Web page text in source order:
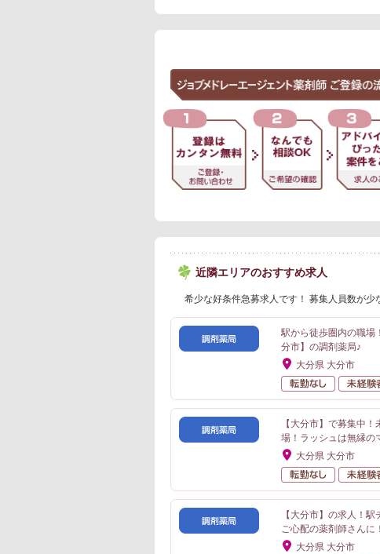
近隣エリアのおすすめ求人
希少な好条件急募求人です！ 募集人員数が少
駅から徒歩圏内の職場
分市】の調剤薬局♪
大分県 大分市
転勤なし
【大分市】で募集中
場！ラッシュは無縁の
大分県 大分市
転勤なし
【大分市】の求人！
ご心配の薬剤師さんに！
大分県 大分市